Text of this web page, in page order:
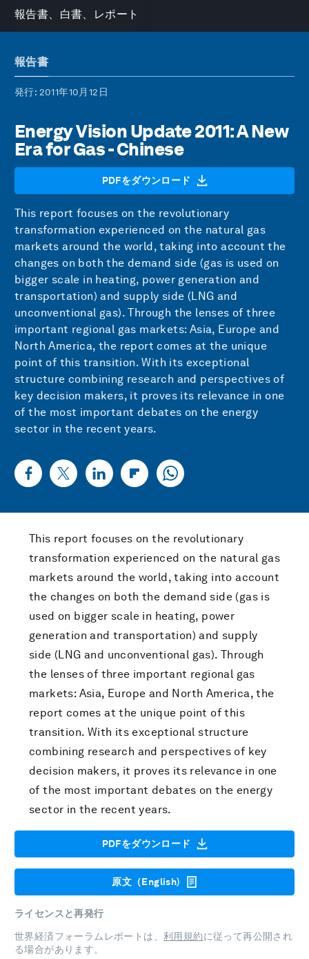
報告書、白書、レポート
報告書
発行: 2011年10月12日
Energy Vision Update 2011: A New
Era for Gas - Chinese
PDFをダウンロード
This report focuses on the revolutionary
transformation experienced on the natural gas
markets around the world, taking into account the
changes on both the demand side (gas is used on
bigger scale in heating, power generation and
transportation) and supply side (LNG and
unconventional gas). Through the lenses of three
important regional gas markets: Asia, Europe and
North America, the report comes at the unique
point of this transition. With its exceptional
structure combining research and perspectives of
key decision makers, it proves its relevance in one
of the most important debates on the energy
sector in the recent years.
This report focuses on the revolutionary
transformation experienced on the natural gas
markets around the world, taking into account
the changes on both the demand side (gas is
used on bigger scale in heating, power
generation and transportation) and supply
side (LNG and unconventional gas). Through
the lenses of three important regional gas
markets: Asia, Europe and North America, the
report comes at the unique point of this
transition. With its exceptional structure
combining research and perspectives of key
decision makers, it proves its relevance in one
of the most important debates on the energy
sector in the recent years.
PDFをダウンロード
原文（English)
ライセンスと再発行
世界経済フォーラムレポートは、 利用規約に従って再公開され
る場合があります。